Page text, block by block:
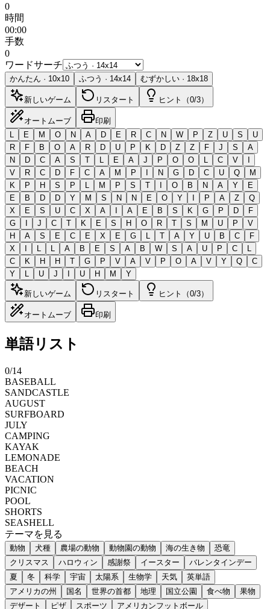
0
時間
00:00
手数
0
ワードサーチ
かんたん · 10x10 ふつう · 14x14 むずかしい · 18x18
新しいゲーム リスタート ヒント（0/3）
オートムーブ
印刷
L
E M O N A D E R C N W P Z U S
U
R
F B O A R D U P K D Z Z F J S
A
N
D C A S T L E A J P O O L C V
I
V
R C D F C A M P I N G D C U Q
M
K
P H S P L M P S T I O B N A Y
E
E
B D D Y M S N N E O Y I P A Z
Q
X
E S U C X A I A E B S K G P D
F
G
I J C T K E S H O R T S M U P
V
H
A S E C E X E G L T A Y U B C
F
X
I L L A B E S A B W S A U P C
L
C
K H H T G P V A V P O A V Y Q
C
Y
L U J I U H M Y
新しいゲーム リスタート ヒント（0/3）
オートムーブ 印刷
単語リスト
0/14
BASEBALL
SANDCASTLE
AUGUST
SURFBOARD
JULY
CAMPING
KAYAK
LEMONADE
BEACH
VACATION
PICNIC
POOL
SHORTS
SEASHELL
テーマを見る
動物 犬種 農場の動物 動物園の動物 海の生き物
恐竜
クリスマス
ハロウィン 感謝祭 イースター
バレンタインデー
夏
冬 科学 宇宙 太陽系 生物学 天気
英単語
アメリカの州
国名 世界の首都 地理 国立公園 食べ物
果物
デザート
ピザ スポーツ アメリカンフットボール